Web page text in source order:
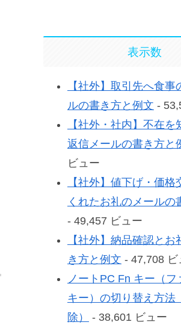
表示数
【社外】取引先へ食事
ルの書き方と例文 -
【社外・社内】不在を
返信メールの書き方と
ビュー
【社外】値下げ・価格
くれたお礼のメールの
- 49,457 ビュー
【社外】納品確認と
き方と例文 - 47,708 ビ
ノートPC Fn キー（フ
キー）の切り替え方法
除）
- 38,601 ビュー